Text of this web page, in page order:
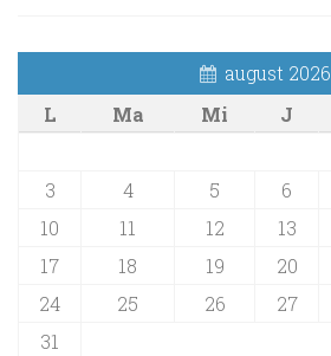
august 2026
L
Ma Mi J
3
4 5 6
10
11 12 13
17
18 19 20
24
25 26 27
31